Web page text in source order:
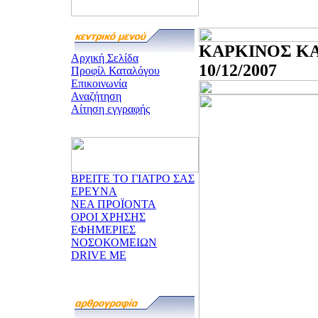
Αρχική Σελίδα
Προφίλ Καταλόγου
Επικοινωνία
Αναζήτηση
Αίτηση εγγραφής
ΒΡΕΙΤΕ ΤΟ ΓΙΑΤΡΟ ΣΑΣ
ΕΡΕΥΝΑ
ΝΕΑ ΠΡΟΪΟΝΤΑ
ΟΡΟΙ ΧΡΗΣΗΣ
ΕΦΗΜΕΡΙΕΣ
ΝΟΣΟΚΟΜΕΙΩΝ
DRIVE ME
ΚΑΡΚΙΝΟΣ
10/12/2007